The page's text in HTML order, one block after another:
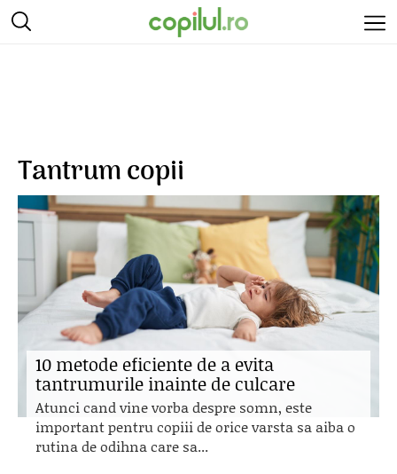
Tantrum copii
10 metode eficiente de a evita
tantrumurile inainte de culcare
Atunci cand vine vorba despre somn, este
important pentru copiii de orice varsta sa aiba o
rutina de odihna care sa...